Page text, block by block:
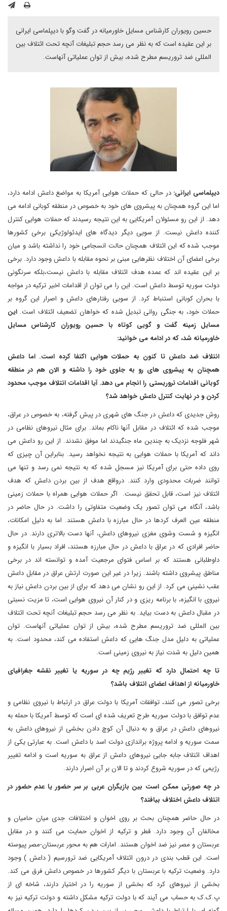
حسین رویوران کارشناس مسایل خاورمیانه در گفت وگو با دیپلماسی ایرانی
بر این عقیده است که به نظر می رسد حجم تبلیغات آنچه تحت ائتلاف بین
المللی ضد تروریسم مطرح شده، بیش از توان عملیاتی آنهاست.
دیپلماسی ایرانی:در حالی که حملات هوایی آمریکا به مواضع داعش ادامه دارد،
اما این گروه همچنان به پیشروی های خود به خصوص در منطقه کوبانی ادامه می
دهد. از این رو مسئولان آمریکایی به این نتیجه رسیدند که حملات هوایی کنترل
کننده داعش نیست. از سویی دیگر دیدگاه های ایدئولوژیکی برخی کشورها
موجب شده که این ائتلاف همچنان حالت انسجامی خود را نداشته باشد و میان
برخی اعضای آن اختلاف نظرهایی مبنی بر نحوه مقابله با داعش وجود دارد. برخی
بر این عقیده اند که عمده هدف ائتلاف مقابله با داعش نیست،بلکه سرنگونی
دولت سوریه توسط داعش است. این را می توان از اقدامات اخیر ترکیه در مواجه
با بحران کوبانی استنباط کرد. از سویی رفتارهای داعش و اصرار این گروه بر
حملات خود، به جنگی روانی تبدیل شده که خواهان تضعیف ائتلاف است. این
مسایل زمینه گفت و گویی کوتاه با حسین رویوران کارشناس مسایل
خاورمیانه شد، که در ادامه می خوانید:
ائتلاف ضد داعش تا کنون به حملات هوایی اکتفا کرده است. اما داعش
همچنان به پیشروی های رو به جلوی خود را داشته و الان هم در منطقه
کوبانی اقدامات تروریستی را انجام می دهد. آیا اقدامات ائتلاف موجب محدود
کردن و در نهایت کنترل داعش خواهد شد؟
روش جدیدی که داعش در جنگ های شهری در پیش گرفته، به خصوص در عراق،
موجب شده که ائتلاف در مقابل آنها ناکام بماند. برای مثال نیروهای نظامی در
شهر فلوجه نزدیک به چندین ماه جنگیدند اما موفق نشدند. از این رو داعش می
داند که آمریکا با حملات هوایی به نتیجه نخواهد رسید. بنابراین آن چیزی که
روی داده حتی برای آمریکا نیز مسجل شده که به نتیجه نمی رسد و تنها می
توانند ضربات محدودی وارد کنند. درواقع هدف از بین بردن داعش که هدف
ائتلاف نیز است، قابل تحقق نیست. اگر حملات هوایی همراه با حملات زمینی
باشد، آنگاه می توان تصور یک وضعیت متفاوتی را داشت. در حال حاضر در
منطقه عین العرف کردها در حال مبارزه با داعش هستند. اما به دلیل امکانات،
انگیزه و شست وشوی مغزی نیروهای داعش، آنها دست بالاتری دارند. در حال
حاضر افرادی که در عراق با داعش در حال مبارزه هستند، افراد بسیار با انگیزه و
داوطلبانی هستند که بر اساس فتوای مرجعیت آمده و توانسته اند در برخی
مناطق پیشروی داشته باشند. زیرا در غیر این صورت ارتش عراق در مقابل داعش
عقب نشینی می کرد. از این رو نشان می دهد که برای از بین بردن داعش نیاز به
نیروی با انگیزه، با برنامه ریزی و در کنار آن نیروی هوایی است، تا مزیت نسبتی
در مقبال داعش به دست بیاید. به نظر می رسد حجم تبلیغات آنچه تحت ائتلاف
بین المللی ضد تروریسم مطرح شده، بیش از توان عملیاتی آنهاست. توان
عملیاتی به دلیل مدل جنگ هایی که داعش استفاده می کند، محدود است. به
همین دلیل به شدت نیاز به نیروی زمینی است.
تا چه احتمال دارد که تغییر رژیم چه در سوریه یا تغییر نقشه جغرافیای
خاورمیانه از اهداف اعضای ائتلاف باشد؟
برخی تصور می کنند، توافقات آمریکا با دولت عراق در ارتباط با نیروی نظامی و
عدم توافق با دولت سوریه طرح تعریف شده ای است که توسط آمریکا با حمله به
نیروهای داعش در عراق و به دنبال آن کوچ دادن بخشی از نیروهای داعش به
سمت سوریه و ادامه پروژه براندازی دولت اسد با داعش است. به عبارتی یکی از
اهداف ائتلاف جابه جایی نیروهای داعش از عراق به سوریه است و ادامه تغییر
رژیمی که در سوریه شروع کردند و تا الان بر آن اصرار دارند.
در چه صورتی ممکن است بین بازیگران عربی بر سر حضور یا عدم حضور در
اتئلاف داعش اختلاف بیافتد؟
در حال حاضر همچنان بحث بر روی اخوان و اختلافات جدی میان حامیان و
مخالفان آن وجود دارد. قطر و ترکیه از اخوان حمایت می کنند و در مقابل
عربستان و مصر نیز ضد اخوان هستند. امارات هم به محور عربستان-مصر پیوسته
است. این قطب بندی در درون ائتلاف آمریکایی ضد ترورسیم ( داعش ) وجود
دارد. وضعیت ترکیه با عربستان با دیگر کشورها در خصوص داعش فرق می کند.
بخشی از نیروهای کرد که بخشی از سوریه را در اختیار دارند، شاخه ای از
پ.ک.ک به حساب می آیند که با دولت ترکیه مشکل داشته و دولت ترکیه نیز به